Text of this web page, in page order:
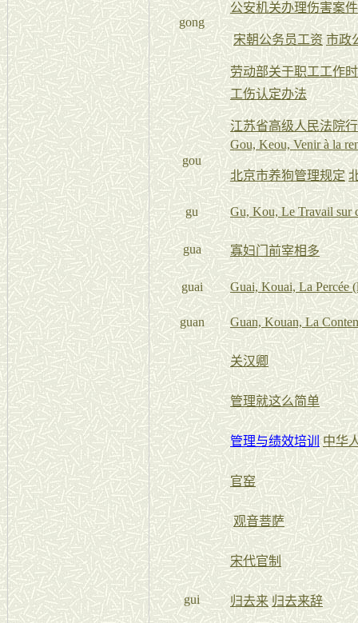
gong
公安机关办理伤害案
宋朝公务员工资 市政
劳动部关于职工工作
工伤认定办法
江苏省高级人民法院
gou
Gou, Keou, Venir à la
北京市养狗管理规定
gu Gu, Kou, Le Travail sur
gua 寡妇门前宰相多
guai Guai, Kouai, La Percée
guan Guan, Kouan, La
关汉卿
管理就这么简单
管理与绩效培训 中华
官窑
观音菩萨
宋代官制
gui 归去来 归去来辞